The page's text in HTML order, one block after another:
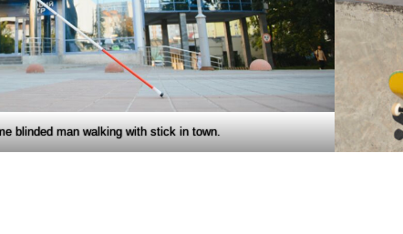
blinded man walking with stick in town.